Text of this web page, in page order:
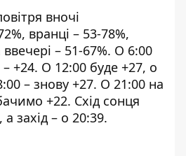
вночі
вранці – 53-78%,
– 51-67%. О 6:00
+24. О 12:00 буде +27, о
– знову +27. О 21:00 на
+22. Схід сонця
а захід – о 20:39.